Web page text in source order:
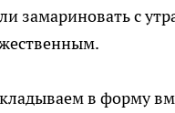
замариновать с
в форму